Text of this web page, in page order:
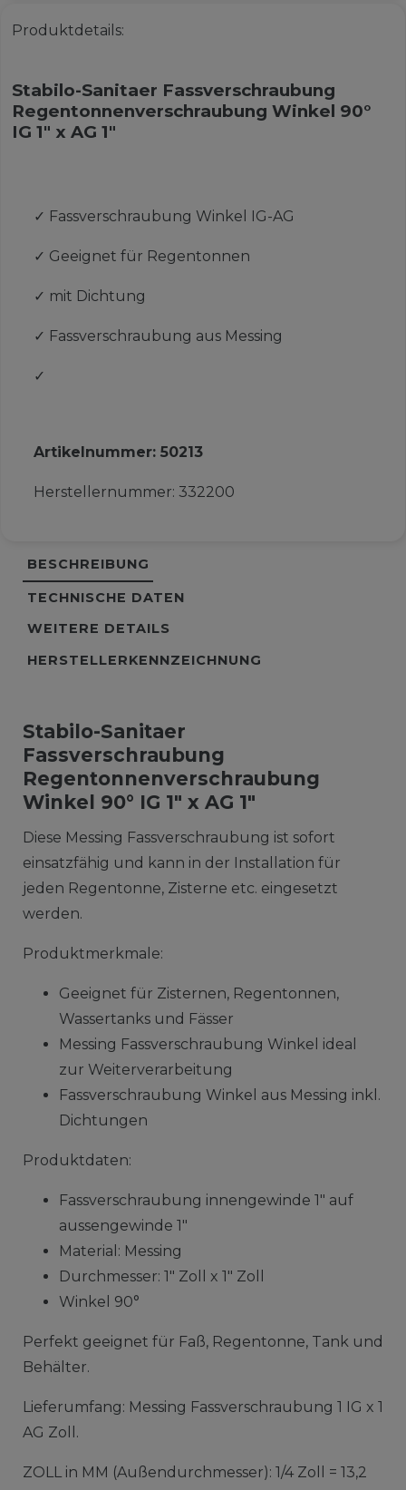
Produktdetails:
Stabilo-Sanitaer Fassverschraubung
Regentonnenverschraubung Winkel 90°
IG 1" x AG 1"
✓ Fassverschraubung Winkel IG-AG
✓ Geeignet für Regentonnen
✓ mit Dichtung
✓ Fassverschraubung aus Messing
✓
Artikelnummer: 50213
Herstellernummer: 332200
BESCHREIBUNG
TECHNISCHE DATEN
WEITERE DETAILS
HERSTELLERKENNZEICHNUNG
Stabilo-Sanitaer
Fassverschraubung
Regentonnenverschraubung
Winkel 90° IG 1" x AG 1"
Diese Messing Fassverschraubung ist sofort
einsatzfähig und kann in der Installation für
jeden Regentonne, Zisterne etc. eingesetzt
werden.
Produktmerkmale:
Geeignet für Zisternen, Regentonnen,
Wassertanks und Fässer
Messing Fassverschraubung Winkel ideal
zur Weiterverarbeitung
Fassverschraubung Winkel aus Messing inkl.
Dichtungen
Produktdaten:
Fassverschraubung innengewinde 1" auf
aussengewinde 1"
Material: Messing
Durchmesser: 1" Zoll x 1" Zoll
Winkel 90°
Perfekt geeignet für Faß, Regentonne, Tank und
Behälter.
Lieferumfang: Messing Fassverschraubung 1 IG x 1
AG Zoll.
ZOLL in MM (Außendurchmesser): 1/4 Zoll = 13,2